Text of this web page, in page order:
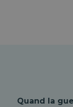
Quand la